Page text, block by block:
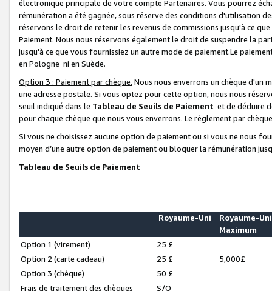
électronique principale de votre compte Partenaires. Vous pourrez
rémunération a été gagnée, sous réserve des conditions d'utilisation
réservons le droit de retenir les revenus de commissions jusqu'à ce
Paiement. Nous nous réservons également le droit de suspendre la
jusqu'à ce que vous fournissiez un autre mode de paiement.Le
en Pologne ni en Suède.
Option 3 : Paiement par chèque. Nous nous enverrons un chèque d'un
une adresse postale. Si vous optez pour cette option, nous nous
seuil indiqué dans le Tableau de Seuils de Paiement et de déduire
pour chaque chèque que nous vous enverrons. Le règlement par
Si vous ne choisissez aucune option de paiement ou si vous ne nous
moyen d’une autre option de paiement ou bloquer la rémunération
Tableau de Seuils de Paiement
Royaume-Uni
Royaume-Uni
Maximum
Option 1 (virement)
25 £
Option 2 (carte cadeau)
25 £
5,000£
Option 3 (chèque)
50 £
Frais de traitement des chèques
S/O